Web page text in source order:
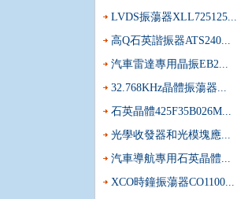
LVDS振蕩器XLL725125...
高Q石英諧振器ATS240...
汽車雷達專用晶振EB2...
32.768KHz晶體振蕩器...
石英晶體425F35B026M...
光學收發器和光模塊應...
汽車導航專用石英晶體...
XCO時鐘振蕩器CO1100...